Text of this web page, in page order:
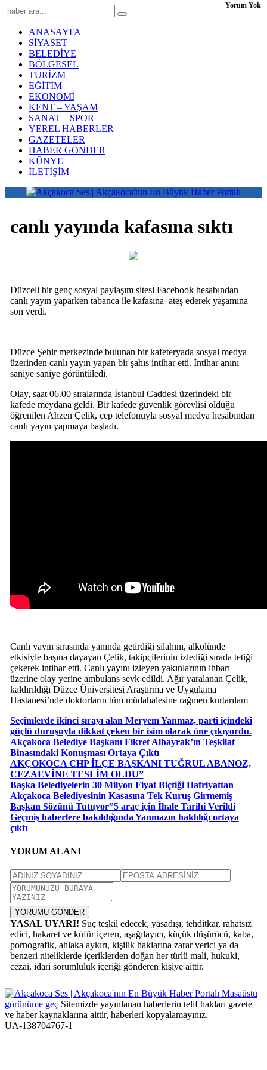
ANASAYFA
SİYASET
BELEDİYE
BÖLGESEL
TURİZM
EĞİTİM
EKONOMİ
KENT – YAŞAM
SANAT – SPOR
YEREL HABERLER
GAZETELER
HABER GÖNDER
KÜNYE
İLETİŞİM
canlı yayında kafasına sıktı
Düzceli bir genç sosyal paylaşım sitesi Facebook hesabından
canlı yayın yaparken tabanca ile kafasına ateş ederek yaşamına
son verdi.
Düzce Şehir merkezinde bulunan bir kafeteryada sosyal medya
üzerinden canlı yayın yapan bir şahıs intihar etti. İntihar anını
saniye saniye görüntüledi.
Olay, saat 06.00 sıralarında İstanbul Caddesi üzerindeki bir
kafede meydana geldi. Bir kafede güvenlik görevlisi olduğu
öğrenilen Ahzen Çelik, cep telefonuyla sosyal medya hesabından
canlı yayın yapmaya başladı.
Canlı yayın sırasında yanında getirdiği silahını, alkolünde
etkisiyle başına dayayan Çelik, takipçilerinin izlediği sırada tetiği
çekerek intihar etti. Canlı yayını izleyen yakınlarının ihbarı
üzerine olay yerine ambulans sevk edildi. Ağır yaralanan Çelik,
kaldırıldığı Düzce Üniversitesi Araştırma ve Uygulama
Hastanesi’nde doktorların tüm müdahalesine rağmen kurtarılam
Seçimlerde ikinci sırayı alan Meryem Yanmaz, parti içindeki
güçlü duruşuyla dikkat çeken bir isim olarak öne çıkıyordu.
Akçakoca Belediye Başkanı Fikret Albayrak’ın Teşkilat
Binasındaki Konuşması Ortaya Çıktı
AKÇOKOCA CHP İLÇE BAŞKANI TUĞRUL ABANOZ,
CEZAEVİNE TESLİM OLDU”
Başka Belediyelerin 30 Milyon Fiyat Biçtiği Hafriyattan
Akçakoca Belediyesinin Kasasına Tek Kuruş Girmemiş
Başkan Sözünü Tutuyor”5 araç için İhale Tarihi Verildi
Geçmiş haberlere bakıldığında Yanmazın haklılığı ortaya
çıktı
YORUM ALANI
Yorum Yok
YORUMU GÖNDER
YASAL UYARI! Suç teşkil edecek, yasadışı, tehditkar, rahatsız
edici, hakaret ve küfür içeren, aşağılayıcı, küçük düşürücü, kaba,
pornografik, ahlaka aykırı, kişilik haklarına zarar verici ya da
benzeri niteliklerde içeriklerden doğan her türlü mali, hukuki,
cezai, idari sorumluluk içeriği gönderen kişiye aittir.
Masaüstü
görünüme geç Sitemizde yayınlanan haberlerin telif hakları gazete
ve haber kaynaklarına aittir, haberleri kopyalamayınız.
UA-138704767-1